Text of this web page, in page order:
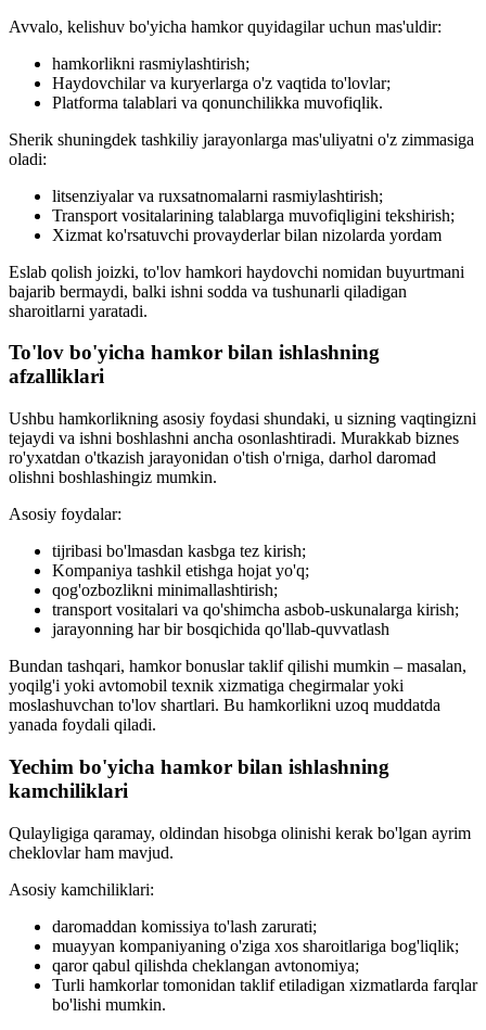
Avvalo, kelishuv bo'yicha hamkor quyidagilar uchun mas'uldir:
hamkorlikni rasmiylashtirish;
Haydovchilar va kuryerlarga o'z vaqtida to'lovlar;
Platforma talablari va qonunchilikka muvofiqlik.
Sherik shuningdek tashkiliy jarayonlarga mas'uliyatni o'z zimmasiga
oladi:
litsenziyalar va ruxsatnomalarni rasmiylashtirish;
Transport vositalarining talablarga muvofiqligini tekshirish;
Xizmat ko'rsatuvchi provayderlar bilan nizolarda yordam
Eslab qolish joizki, to'lov hamkori haydovchi nomidan buyurtmani
bajarib bermaydi, balki ishni sodda va tushunarli qiladigan
sharoitlarni yaratadi.
To'lov bo'yicha hamkor bilan ishlashning
afzalliklari
Ushbu hamkorlikning asosiy foydasi shundaki, u sizning vaqtingizni
tejaydi va ishni boshlashni ancha osonlashtiradi. Murakkab biznes
ro'yxatdan o'tkazish jarayonidan o'tish o'rniga, darhol daromad
olishni boshlashingiz mumkin.
Asosiy foydalar:
tijribasi bo'lmasdan kasbga tez kirish;
Kompaniya tashkil etishga hojat yo'q;
qog'ozbozlikni minimallashtirish;
transport vositalari va qo'shimcha asbob-uskunalarga kirish;
jarayonning har bir bosqichida qo'llab-quvvatlash
Bundan tashqari, hamkor bonuslar taklif qilishi mumkin – masalan,
yoqilg'i yoki avtomobil texnik xizmatiga chegirmalar yoki
moslashuvchan to'lov shartlari. Bu hamkorlikni uzoq muddatda
yanada foydali qiladi.
Yechim bo'yicha hamkor bilan ishlashning
kamchiliklari
Qulayligiga qaramay, oldindan hisobga olinishi kerak bo'lgan ayrim
cheklovlar ham mavjud.
Asosiy kamchiliklari:
daromaddan komissiya to'lash zarurati;
muayyan kompaniyaning o'ziga xos sharoitlariga bog'liqlik;
qaror qabul qilishda cheklangan avtonomiya;
Turli hamkorlar tomonidan taklif etiladigan xizmatlarda farqlar
bo'lishi mumkin.